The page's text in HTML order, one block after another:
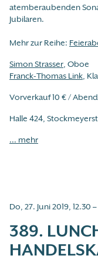
atemberaubenden
Jubilaren.
Mehr zur Reihe:
Simon Strasser , Oboe
Franck-Thomas Link ,
Vorverkauf 10 € /
Halle 424,
... mehr
Do, 27. Juni 2019, 12.30 –
389.